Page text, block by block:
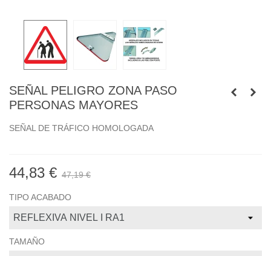
SEÑAL PELIGRO ZONA PASO
PERSONAS MAYORES
SEÑAL DE TRÁFICO HOMOLOGADA
44,83 € 47,19 €
TIPO ACABADO
TAMAÑO